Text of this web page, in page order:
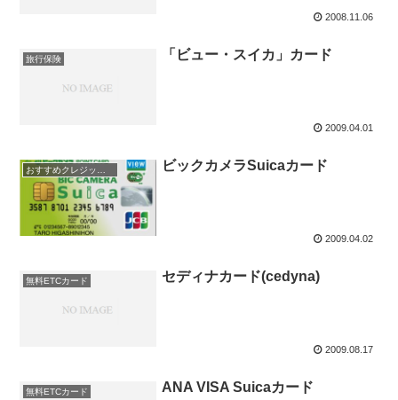
2008.11.06
旅行保険 「ビュー・スイカ」カード
2009.04.01
ビックカメラSuicaカード
2009.04.02
無料ETCカード セディナカード(cedyna)
2009.08.17
無料ETCカード ANA VISA Suicaカード